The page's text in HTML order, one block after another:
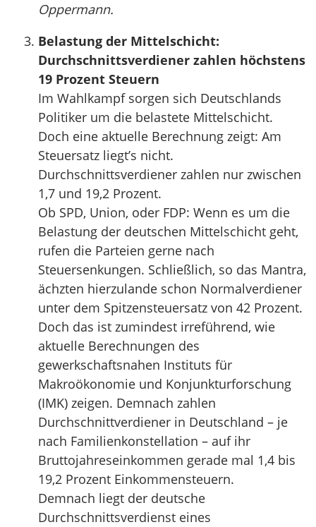
Oppermann.
Belastung der Mittelschicht:
Durchschnittsverdiener zahlen höchstens
19 Prozent Steuern
Im Wahlkampf sorgen sich Deutschlands
Politiker um die belastete Mittelschicht.
Doch eine aktuelle Berechnung zeigt: Am
Steuersatz liegt’s nicht.
Durchschnittsverdiener zahlen nur zwischen
1,7 und 19,2 Prozent.
Ob SPD, Union, oder FDP: Wenn es um die
Belastung der deutschen Mittelschicht geht,
rufen die Parteien gerne nach
Steuersenkungen. Schließlich, so das Mantra,
ächzten hierzulande schon Normalverdiener
unter dem Spitzensteuersatz von 42 Prozent.
Doch das ist zumindest irreführend, wie
aktuelle Berechnungen des
gewerkschaftsnahen Instituts für
Makroökonomie und Konjunkturforschung
(IMK) zeigen. Demnach zahlen
Durchschnittverdiener in Deutschland – je
nach Familienkonstellation – auf ihr
Bruttojahreseinkommen gerade mal 1,4 bis
19,2 Prozent Einkommensteuern.
Demnach liegt der deutsche
Durchschnittsverdienst eines